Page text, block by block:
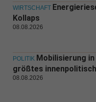
WIRTSCHAFT
Kollaps
08.08.2026
POLITIK Mobilisierung
größtes
08.08.2026